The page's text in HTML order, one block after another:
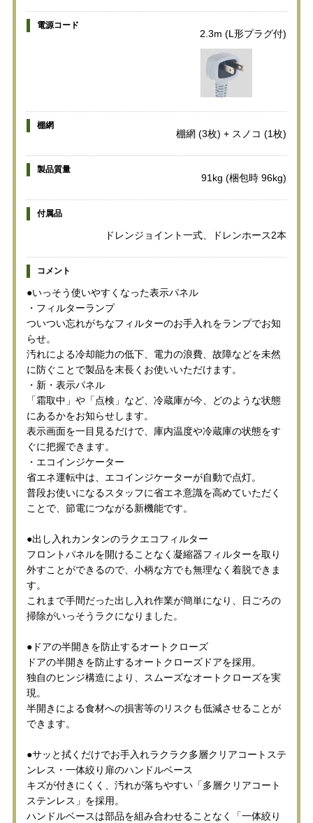
電源コード
2.3m (L形プラグ付)
棚網
棚網 (3枚) + スノコ (1枚)
製品質量
91kg (梱包時 96kg)
付属品
ドレンジョイント一式、ドレンホース2本
コメント
●いっそう使いやすくなった表示パネル
・フィルターランプ
ついつい忘れがちなフィルターのお手入れをランプでお知
らせ。
汚れによる冷却能力の低下、電力の浪費、故障などを未然
に防ぐことで製品を末長くお使いいただけます。
・新・表示パネル
「霜取中」や「点検」など、冷蔵庫が今、どのような状態
にあるかをお知らせします。
表示画面を一目見るだけで、庫内温度や冷蔵庫の状態をす
ぐに把握できます。
・エコインジケーター
省エネ運転中は、エコインジケーターが自動で点灯。
普段お使いになるスタッフに省エネ意識を高めていただく
ことで、節電につながる新機能です。
●出し入れカンタンのラクエコフィルター
フロントパネルを開けることなく凝縮器フィルターを取り
外すことができるので、小柄な方でも無理なく着脱できま
す。
これまで手間だった出し入れ作業が簡単になり、日ごろの
掃除がいっそうラクになりました。
●ドアの半開きを防止するオートクローズ
ドアの半開きを防止するオートクローズドアを採用。
独自のヒンジ構造により、スムーズなオートクローズを実
現。
半開きによる食材への損害等のリスクも低減させることが
できます。
●サッと拭くだけでお手入れラクラク多層クリアコートステ
ンレス・一体絞り扉のハンドルベース
キズが付きにくく、汚れが落ちやすい「多層クリアコート
ステンレス」を採用。
ハンドルベースは部品を組み合わせることなく「一体絞り